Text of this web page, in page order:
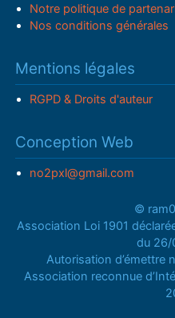
Notre politique de
Nos conditions générales
Mentions légales
RGPD & Droits d'auteur
Conception Web
no2pxl@gmail.com
©
Association Loi 1901
du 26/
Autorisation d’émettre
Association reconnue